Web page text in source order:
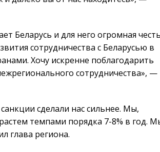
Беларусь и для него огромная
сотрудничества с Беларусью в
Хочу искренне поблагодарить
сотрудничества», —
сделали нас сильнее. Мы,
темпами порядка 7-8% в год.
глава региона.